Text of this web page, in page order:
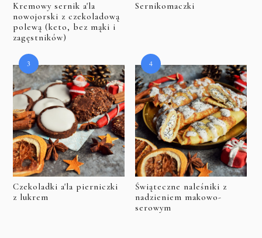
Kremowy sernik a'la
nowojorski z czekoladową
polewą (keto, bez mąki i
zagęstników)
Sernikomaczki
Czekoladki a'la pierniczki
z lukrem
Świąteczne naleśniki z
nadzieniem makowo-
serowym